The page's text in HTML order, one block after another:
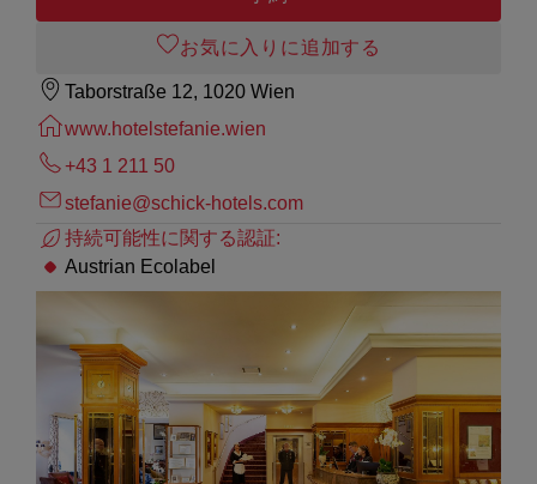
お気に入りに追加する
Taborstraße 12, 1020 Wien
www.hotelstefanie.wien
+43 1 211 50
stefanie@schick-hotels.com
持続可能性に関する認証:
Austrian Ecolabel